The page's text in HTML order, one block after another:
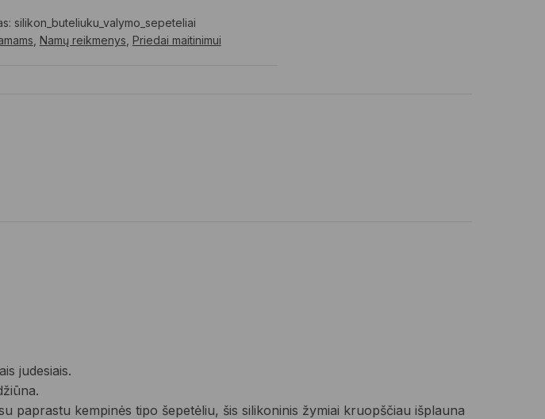
silikon_buteliuku_valymo_sepeteliai
Namų reikmenys Priedai maitinimui
judesiais.
paprastu kempinės tipo šepetėliu, šis silikoninis žymiai kruopščiau išplauna